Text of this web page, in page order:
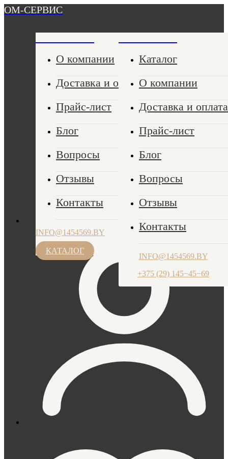
ОМ-СЕРВИС
О компании
Доставка и оплата
Прайс-лист
Блог
Вопросы
Отзывы
Контакты
INFO@1454569.BY
ПН-ЧТ: 9.00-17.30, ПТ: 9.00-17.00
КАТАЛОГ
Каталог
О компании
Доставка и оплата
Прайс-лист
Блог
Вопросы
Отзывы
Контакты
INFO@1454569.BY
+375 (29) 145−45−69